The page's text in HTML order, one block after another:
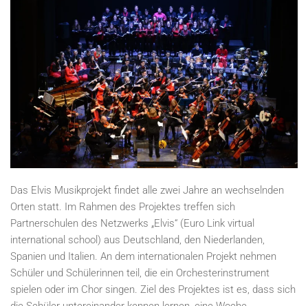
Das Elvis Musikprojekt findet alle zwei Jahre an wechselnden
Orten statt. Im Rahmen des Projektes treffen sich
Partnerschulen des Netzwerks „Elvis“ (Euro Link virtual
international school) aus Deutschland, den Niederlanden,
Spanien und Italien. An dem internationalen Projekt nehmen
Schüler und Schülerinnen teil, die ein Orchesterinstrument
spielen oder im Chor singen. Ziel des Projektes ist es, dass sich